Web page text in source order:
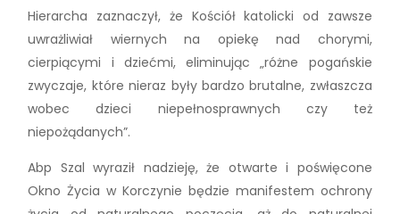
Hierarcha zaznaczył, że Kościół katolicki od zawsze
uwrażliwiał wiernych na opiekę nad chorymi,
cierpiącymi i dziećmi, eliminując „różne pogańskie
zwyczaje, które nieraz były bardzo brutalne, zwłaszcza
wobec dzieci niepełnosprawnych czy też
niepożądanych”.
Abp Szal wyraził nadzieję, że otwarte i poświęcone
Okno Życia w Korczynie będzie manifestem ochrony